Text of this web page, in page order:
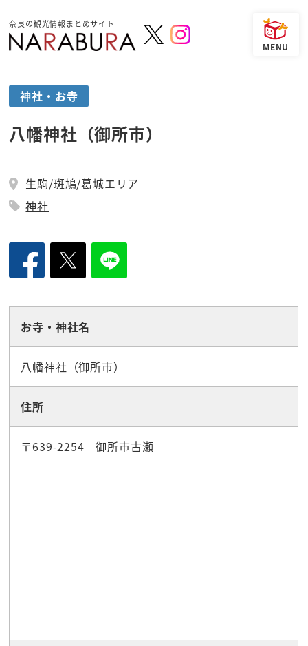
奈良の観光情報まとめサイト
神社・お寺
八幡神社（御所市）
生駒/斑鳩/葛城エリア
神社
お寺・神社名
八幡神社（御所市）
住所
〒639-2254 御所市古瀬